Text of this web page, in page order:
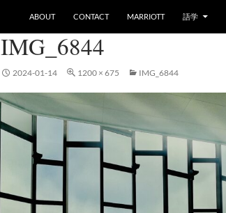
ABOUT CONTACT MARRIOTT 語学
IMG_6844
2024-01-14 1200 × 675 IMG_6844